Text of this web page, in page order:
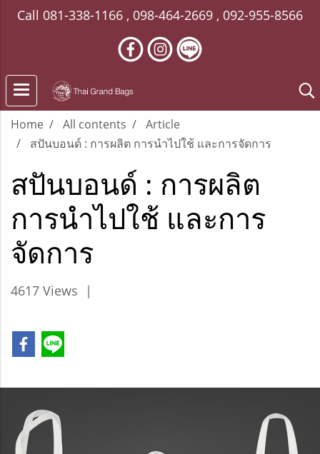
Call 081-338-1166 , 098-464-2669 , 092-955-8566
Home All contents
Article
สปันบอนด์ : การผลิต การนำไปใช้ และการจัดการ
สปันบอนด์ : การผลิต
การนำไปใช้ และการ
จัดการ
4617 Views |